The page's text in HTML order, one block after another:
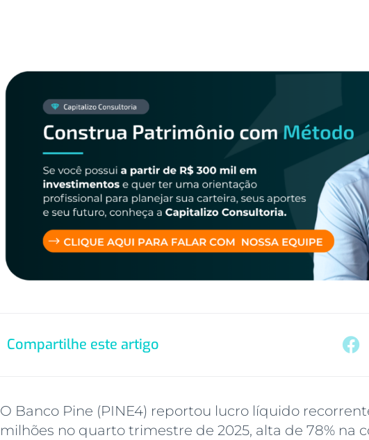
Compartilhe este artigo
O Banco Pine (PINE4) reportou lucro líquido
milhões no quarto trimestre de 2025, alta de 78% na